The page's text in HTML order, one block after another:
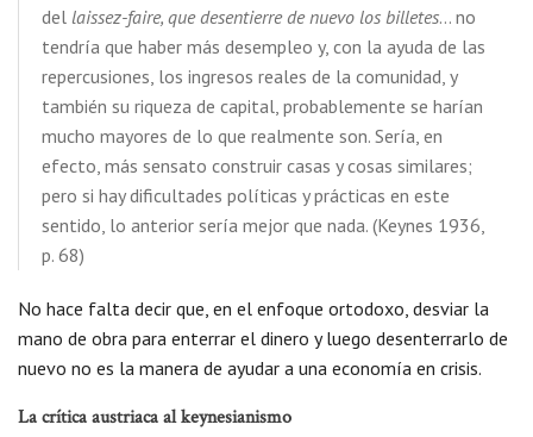
del laissez-faire, que desentierre de nuevo los billetes… no
tendría que haber más desempleo y, con la ayuda de las
repercusiones, los ingresos reales de la comunidad, y
también su riqueza de capital, probablemente se harían
mucho mayores de lo que realmente son. Sería, en
efecto, más sensato construir casas y cosas similares;
pero si hay dificultades políticas y prácticas en este
sentido, lo anterior sería mejor que nada. (Keynes 1936,
p. 68)
No hace falta decir que, en el enfoque ortodoxo, desviar la
mano de obra para enterrar el dinero y luego desenterrarlo de
nuevo no es la manera de ayudar a una economía en crisis.
La crítica austriaca al keynesianismo